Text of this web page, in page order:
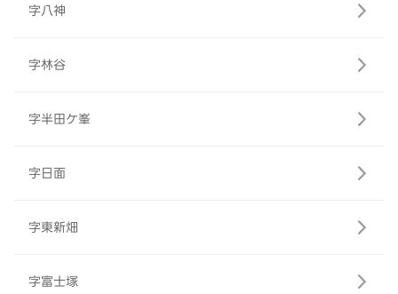
字八神
字林谷
字半田ケ峯
字日面
字東新畑
字富士塚